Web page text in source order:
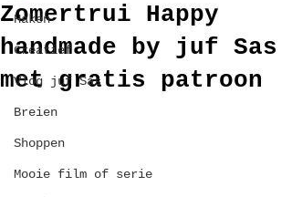
Haken
Creatief
Vlog juf Sas
Breien
Shoppen
Mooie film of serie
Zomertrui Happy
handmade by juf Sas
met gratis patroon